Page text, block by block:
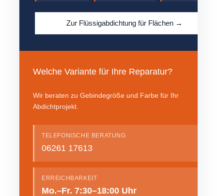
Zur Flüssigabdichtung für Flächen →
Welche Variante für Ihre Reparatur?
Wir beraten zu Gebindegröße und Farbe für Ihr
Abdichtprojekt.
TELEFONISCHE BERATUNG
06261 17613
ERREICHBARKEIT
Mo.–Fr. 7:30–18:00 Uhr